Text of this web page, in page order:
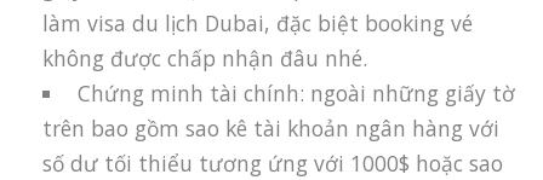
làm visa du lịch Dubai, đặc biệt booking vé
không được chấp nhận đâu nhé.
Chứng minh tài chính: ngoài những giấy tờ
trên bao gồm sao kê tài khoản ngân hàng với
số dư tối thiểu tương ứng với 1000$ hoặc sao